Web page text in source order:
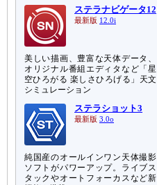
ステラナビゲータ12
最新版 12.0i
美しい描画、豊富な天体データ、
オリジナル番組エディタなど「星
空ひろがる 楽しさひろげる」天文
シミュレーション
ステラショット3
最新版 3.0o
純国産のオールインワン天体撮影
ソフトがパワーアップ。ライブス
タックやオートフォーカスなど新